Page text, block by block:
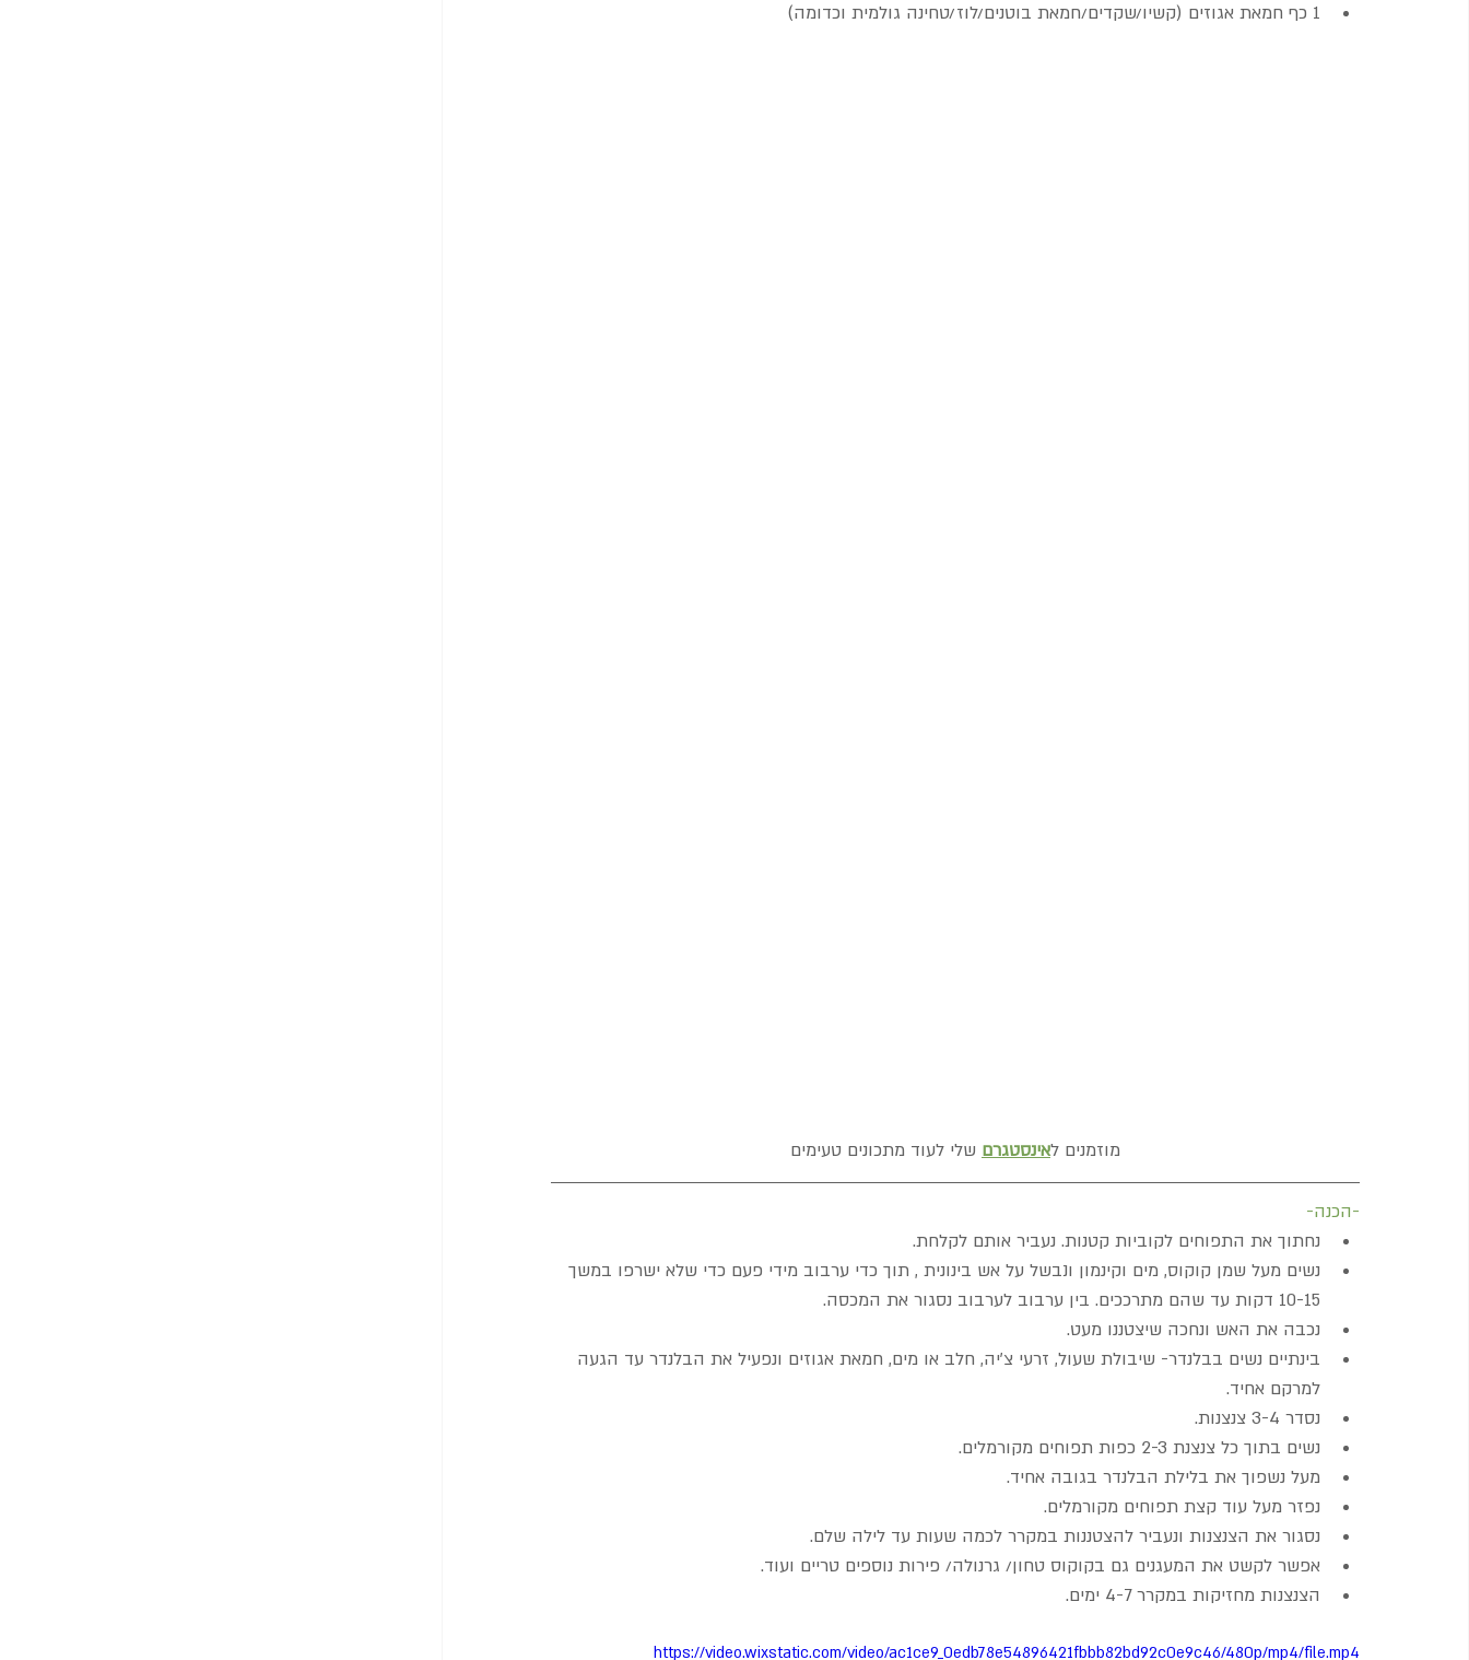
1 כף חמאת אגוזים (קשיו/שקדים/חמאת בוטנים/לוז/טחינה גולמית וכדומה)
מוזמנים לאינסטגרם שלי לעוד מתכונים טעימים
-הכנה-
נחתוך את התפוחים לקוביות קטנות. נעביר אותם לקלחת.
נשים מעל שמן קוקוס, מים וקינמון ונבשל על אש בינונית , תוך כדי ערבוב מידי פעם כדי שלא ישרפו במשך
10-15 דקות עד שהם מתרככים. בין ערבוב לערבוב נסגור את המכסה.
נכבה את האש ונחכה שיצטננו מעט.
בינתיים נשים בבלנדר- שיבולת שעול, זרעי צ'יה, חלב או מים, חמאת אגוזים ונפעיל את הבלנדר עד הגעה
למרקם אחיד.
נסדר 3-4 צנצנות.
נשים בתוך כל צנצנת 2-3 כפות תפוחים מקורמלים.
מעל נשפוך את בלילת הבלנדר בגובה אחיד.
נפזר מעל עוד קצת תפוחים מקורמלים.
נסגור את הצנצנות ונעביר להצטננות במקרר לכמה שעות עד לילה שלם.
אפשר לקשט את המעגנים גם בקוקוס טחון/ גרנולה/ פירות נוספים טריים ועוד.
הצנצנות מחזיקות במקרר 4-7 ימים.
https://video.wixstatic.com/video/ac1ce9_0edb78e54896421fbbb82bd92c0e9c46/480p/mp4/file.mp4